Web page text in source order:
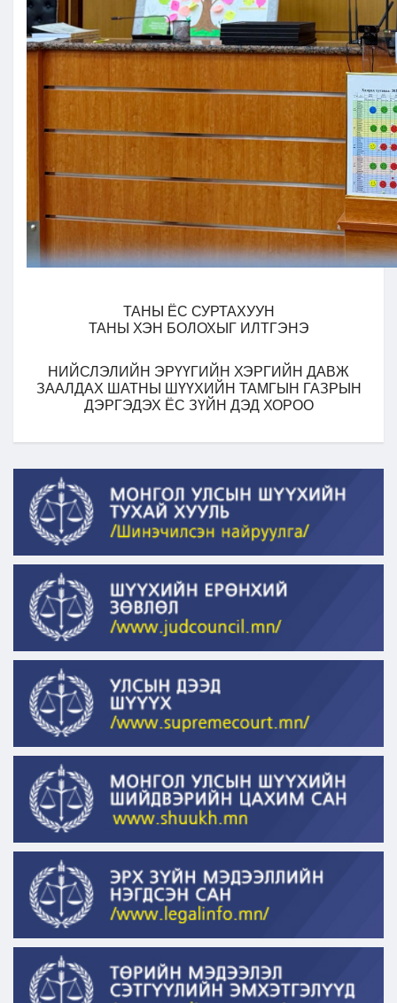
ТАНЫ ЁС СУРТАХУУН
ТАНЫ ХЭН БОЛОХЫГ ИЛТГЭНЭ
НИЙСЛЭЛИЙН ЭРҮҮГИЙН ХЭРГИЙН ДАВЖ
ЗААЛДАХ ШАТНЫ ШҮҮХИЙН ТАМГЫН ГАЗРЫН
ДЭРГЭДЭХ ЁС ЗҮЙН ДЭД ХОРОО